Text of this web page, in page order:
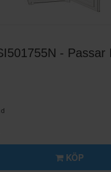
- Passar
KÖP